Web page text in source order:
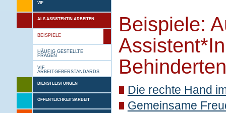
VIF
ALS ASSISTENTIN ARBEITEN
BEISPIELE
HÄUFIG GESTELLTE
FRAGEN
VIF
ARBEITGEBERSTANDARDS
DIENSTLEISTUNGEN
ÖFFENTLICHKEITSARBEIT
Beispiele:
Die rechte Hand
Gemeinsame